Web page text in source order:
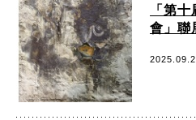
「第
會」聯